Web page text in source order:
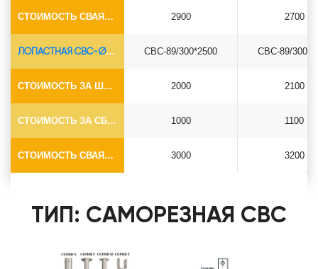
СТОИМОСТЬ СВАЯ+СБОРКА (БЕЗ ОГОЛОВКА) 2900 2700
ЛОПАСТНАЯ СВС-Ø89*6.5
СТОИМОСТЬ ЗА ШТУКУ
СТОИМОСТЬ ЗА СБОРКУ
СТОИМОСТЬ СВАЯ+СБОРКА (БЕЗ ОГОЛОВКА)
СВС-89/300*2500
2000
1000
3000
СВС-89/
2100
1100
3200
ТИП: САМОРЕЗНАЯ СВС